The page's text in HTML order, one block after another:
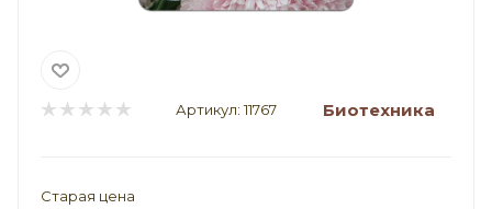
Артикул: 11767 Биотехника
Старая цена